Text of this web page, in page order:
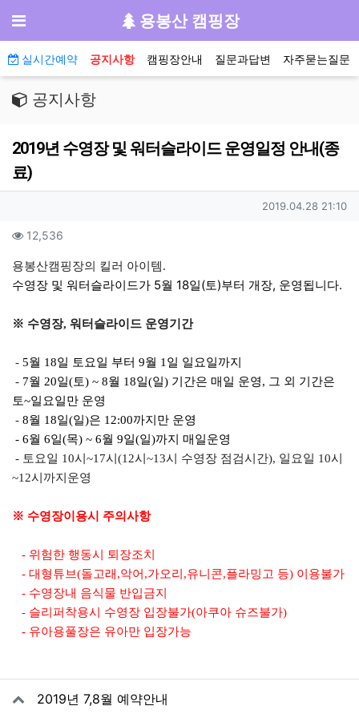
메뉴 용봉산 캠핑장
메인 메뉴
실시간예약 공지사항 캠핑장안내 질문과답변 자주묻는질문
공지사항
2019년 수영장 및 워터슬라이드 운영일정 안내(종
료)
작성일
2019.04.28 21:10
컨텐츠 정보
12,536
본문
용봉산캠핑장의 킬러 아이템.
수영장 및 워터슬라이드가 5월 18일(토)부터 개장, 운영됩니다.
※ 수영장, 워터슬라이드 운영기간
- 5월 18일 토요일 부터 9월 1일 일요일까지
- 7월 20일(토) ~ 8월 18일(일) 기간은 매일 운영, 그 외 기간은
토~일요일만 운영
- 8월 18일(일)은 12:00까지만 운영
- 6월 6일(목) ~ 6월 9일(일)까지 매일운영
- 토요일 10시~17시(12시~13시 수영장 점검시간), 일요일 10시
~12시까지운영
※ 수영장이용시 주의사항
- 위험한 행동시 퇴장조치
- 대형튜브(돌고래,악어,가오리,유니콘,플라밍고 등) 이용불가
- 수영장내 음식물 반입금지
- 슬리퍼착용시 수영장 입장불가(아쿠아 슈즈불가)
- 유아용풀장은 유아만 입장가능
관련자료2019년 7,8월 예약안내